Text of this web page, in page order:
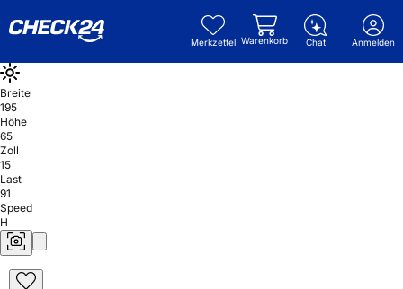
Merkzettel Warenkorb Chat Anmelden
Breite
195
Höhe
65
Zoll
15
Last
91
Speed
H